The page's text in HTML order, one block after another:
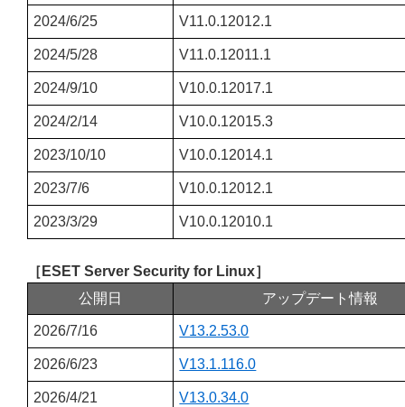
2024/6/25 V11.0.12012.1
2024/5/28 V11.0.12011.1
2024/9/10 V10.0.12017.1
2024/2/14 V10.0.12015.3
2023/10/10 V10.0.12014.1
2023/7/6 V10.0.12012.1
2023/3/29 V10.0.12010.1
［ESET Server Security for Linux］
公開日
アップデート情報
2026/7/16 V13.2.53.0
2026/6/23 V13.1.116.0
2026/4/21 V13.0.34.0